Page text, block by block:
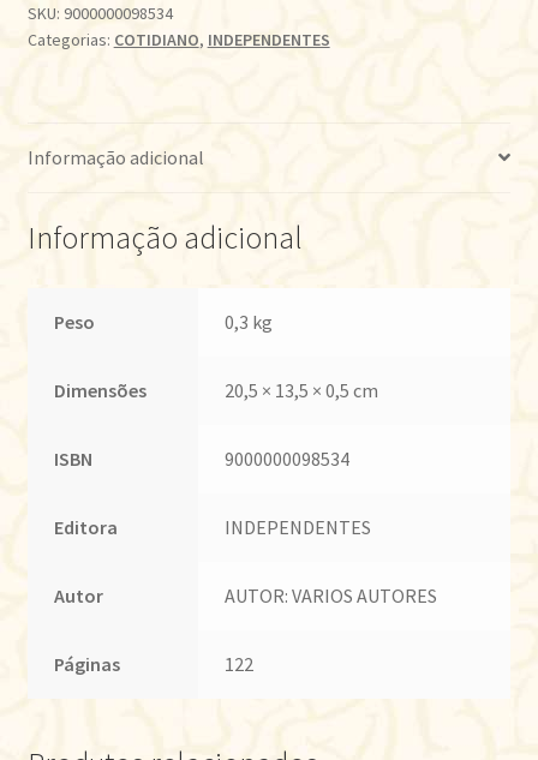
SKU: 9000000098534
Categorias: COTIDIANO, INDEPENDENTES
Informação adicional
Informação adicional
Peso 0,3 kg
Dimensões 20,5 × 13,5 × 0,5 cm
ISBN 9000000098534
Editora INDEPENDENTES
Autor AUTOR: VARIOS AUTORES
Páginas 122